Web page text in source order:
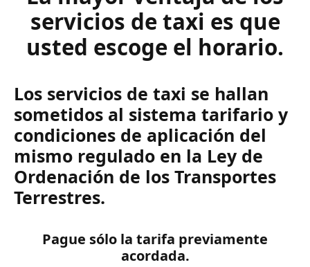
servicios de taxi es que
usted escoge el horario.
Los servicios de taxi se hallan
sometidos al sistema tarifario y
condiciones de aplicación del
mismo regulado en la Ley de
Ordenación de los Transportes
Terrestres.
Pague sólo la tarifa previamente
acordada.